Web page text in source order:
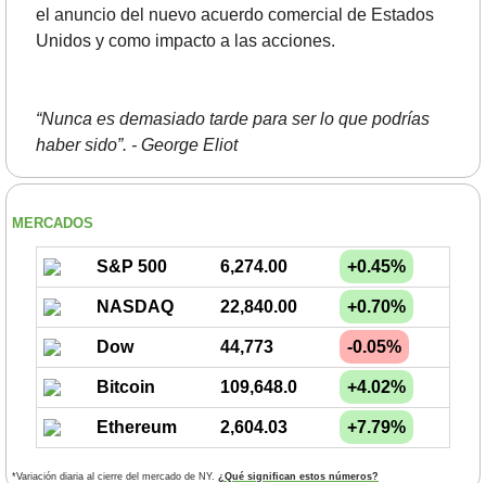
el anuncio del nuevo acuerdo comercial de Estados
Unidos y como impacto a las acciones.
“Nunca es demasiado tarde para ser lo que podrías
haber sido”. - George Eliot
MERCADOS
S&P 500 6,274.00 +0.45%
NASDAQ 22,840.00 +0.70%
Dow 44,773 -0.05%
Bitcoin 109,648.0 +4.02%
Ethereum 2,604.03 +7.79%
*Variación diaria al cierre del mercado de NY. ¿Qué significan estos números?